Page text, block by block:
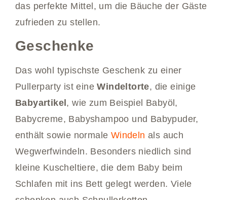
das perfekte Mittel, um die Bäuche der Gäste
zufrieden zu stellen.
Geschenke
Das wohl typischste Geschenk zu einer
Pullerparty ist eineWindeltorte, die einige
Babyartikel , wie zum Beispiel Babyöl,
Babycreme, Babyshampoo und Babypuder,
enthält sowie normale Windeln als auch
Wegwerfwindeln. Besonders niedlich sind
kleine Kuscheltiere, die dem Baby beim
Schlafen mit ins Bett gelegt werden. Viele